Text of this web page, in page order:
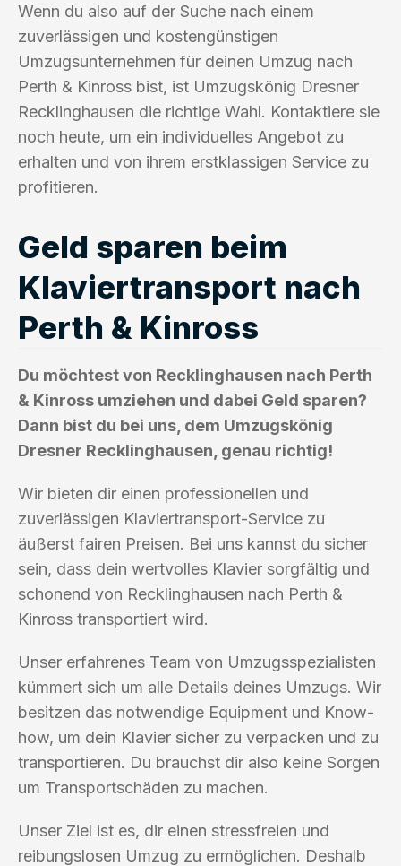
Wenn du also auf der Suche nach einem
zuverlässigen und kostengünstigen
Umzugsunternehmen für deinen Umzug nach
Perth & Kinross bist, ist Umzugskönig Dresner
Recklinghausen die richtige Wahl. Kontaktiere sie
noch heute, um ein individuelles Angebot zu
erhalten und von ihrem erstklassigen Service zu
profitieren.
Geld sparen beim
Klaviertransport nach
Perth & Kinross
Du möchtest von Recklinghausen nach Perth
& Kinross umziehen und dabei Geld sparen?
Dann bist du bei uns, dem Umzugskönig
Dresner Recklinghausen, genau richtig!
Wir bieten dir einen professionellen und
zuverlässigen Klaviertransport-Service zu
äußerst fairen Preisen. Bei uns kannst du sicher
sein, dass dein wertvolles Klavier sorgfältig und
schonend von Recklinghausen nach Perth &
Kinross transportiert wird.
Unser erfahrenes Team von Umzugsspezialisten
kümmert sich um alle Details deines Umzugs. Wir
besitzen das notwendige Equipment und Know-
how, um dein Klavier sicher zu verpacken und zu
transportieren. Du brauchst dir also keine Sorgen
um Transportschäden zu machen.
Unser Ziel ist es, dir einen stressfreien und
reibungslosen Umzug zu ermöglichen. Deshalb